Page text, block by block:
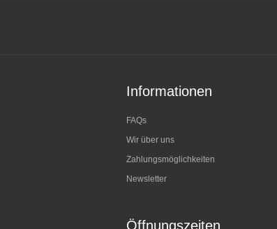
Informationen
FAQs
Wir über uns
Zahlungsmöglichkeiten
Newsletter
Öffnungszeiten